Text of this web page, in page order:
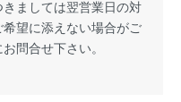
ましては翌営業日の対
望に添えない場合がご
問合せ下さい。